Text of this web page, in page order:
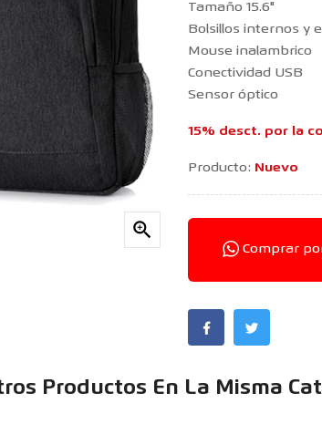

Tamaño 15.6"
Bolsillos internos y
Mouse inalambrico
Conectividad USB
Sensor óptico
15% desct. por la
Producto: Nuevo
Comprar
Productos En La Misma